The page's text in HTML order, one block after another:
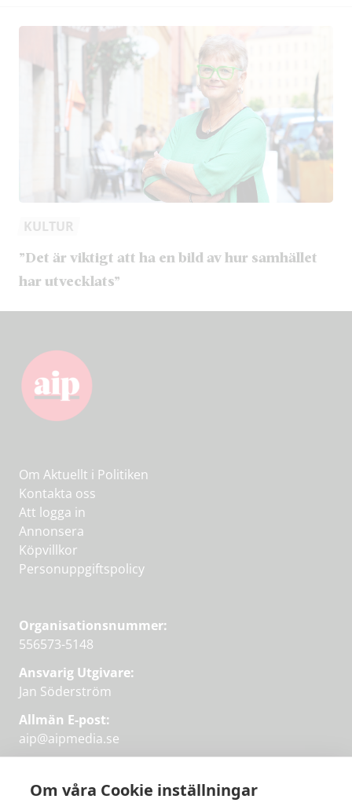
Om våra Cookie inställningar
KULTUR
”Det är viktigt att ha en bild av hur samhället
har utvecklats”
Om Aktuellt i Politiken
Kontakta oss
Att logga in
Annonsera
Köpvillkor
Personuppgiftspolicy
Organisationsnummer:
556573-5148
Ansvarig Utgivare:
Jan Söderström
Allmän E-post:
aip@aipmedia.se
aip@flowyinfo.seeller 08-1210 60 40.